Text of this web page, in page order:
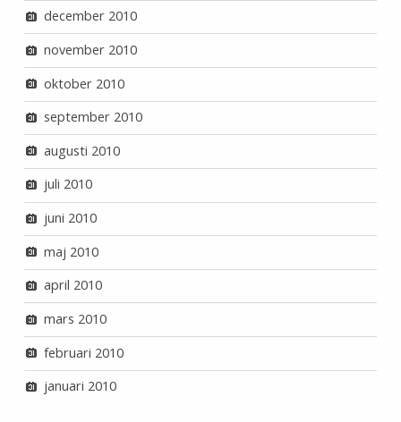
december 2010
november 2010
oktober 2010
september 2010
augusti 2010
juli 2010
juni 2010
maj 2010
april 2010
mars 2010
februari 2010
januari 2010